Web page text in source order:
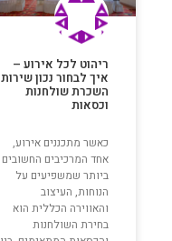
ריהוט לכל אירוע –
איך לבחור נכון שירות
השכרת שולחנות
וכסאות
כאשר מתכננים אירוע,
אחד המרכיבים החשובים
ביותר שמשפיעים על
הנוחות, העיצוב
והאווירה הכללית הוא
בחירת השולחנות